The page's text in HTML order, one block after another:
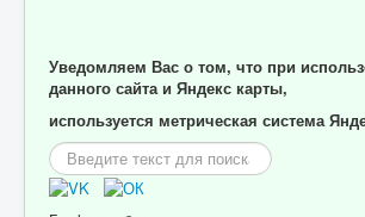
Уведомляем Вас о том, что при
данного сайта и Яндекс карты,
используется метрическая система
Искать...